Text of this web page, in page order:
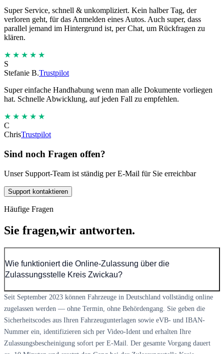
Super Service, schnell & unkompliziert. Kein halber Tag, der
verloren geht, für das Anmelden eines Autos. Auch super, dass
parallel jemand im Hintergrund ist, per Chat, um Rückfragen zu
klären.
★★★★★
S
Stefanie B.Trustpilot
Super einfache Handhabung wenn man alle Dokumente vorliegen
hat. Schnelle Abwicklung, auf jeden Fall zu empfehlen.
★★★★★
C
ChrisTrustpilot
Sind noch Fragen offen?
Unser Support-Team ist ständig per E-Mail für Sie erreichbar
Support kontaktieren
Häufige Fragen
Sie fragen,wir antworten.
Wie funktioniert die Online-Zulassung über die
Zulassungsstelle Kreis Zwickau?
Seit September 2023 können Fahrzeuge in Deutschland vollständig online
zugelassen werden — ohne Termin, ohne Behördengang. Sie geben die
Sicherheitscodes aus Ihren Fahrzeugunterlagen sowie eVB- und IBAN-
Nummer ein, identifizieren sich per Video-Ident und erhalten Ihre
Zulassungsbescheinigung sofort per E-Mail. Der gesamte Vorgang dauert